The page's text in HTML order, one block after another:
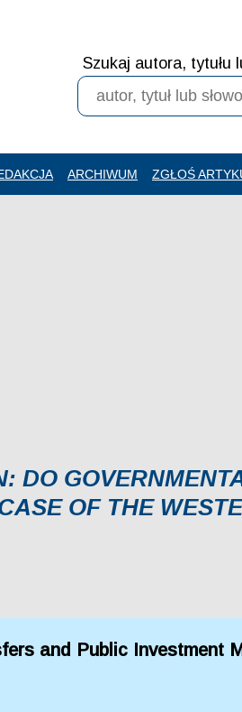
Szukaj autora, tytułu
ARCHIWUM ZGŁOŚ
DO
OF THE
and Public Investment